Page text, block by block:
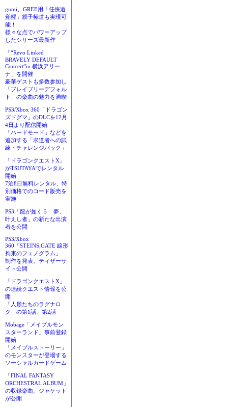
gumi、GREE用「任侠道
覚醒」親子極道も実現可
能！
様々な点でパワーアップ
したシリーズ最新作
「“Revo Linked
BRAVELY DEFAULT
Concert”in 横浜アリー
ナ」を開催
豪華ゲストも多数参加し
「ブレイブリーデフォル
ト」の楽曲の魅力を満喫
PS3/Xbox 360「ドラゴン
ズドグマ」のDLCを12月
4日より配信開始
「ハードモード」などを
追加する「求道者への試
練・チャレンジパック」
「ドラゴンクエストX」
がTSUTAYAでレンタル
開始
7泊8日無料レンタル、特
別価格でのコード販売を
実施
PS3「龍が如く５ 夢、
叶えし者」の新たな出演
者を公開
PS3/Xbox
360「STEINS;GATE 線形
拘束のフェノグラム」
制作を発表。ティザーサ
イト公開
「ドラゴンクエストX」
の連続クエスト情報を公
開
「人形たちのラグナロ
ク」の第1話、第2話
Mobage「メイプルモン
スターランド」事前登録
開始
「メイプルストーリー」
のモンスターが登場する
ソーシャルカードゲーム
「FINAL FANTASY
ORCHESTRAL ALBUM」
の収録楽曲、ジャケット
が公開